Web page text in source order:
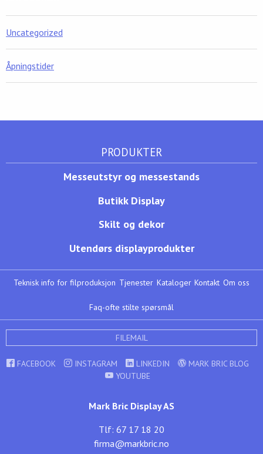
Uncategorized
Åpningstider
PRODUKTER
Messeutstyr og messestands
Butikk Display
Skilt og dekor
Utendørs displayprodukter
Teknisk info for filproduksjon Tjenester Kataloger Kontakt Om oss
Faq-ofte stilte spørsmål
FILEMAIL
FACEBOOK INSTAGRAM LINKEDIN
MARK BRIC BLOG
YOUTUBE
Mark Bric Display AS
Tlf: 67 17 18 20
firma@markbric.no